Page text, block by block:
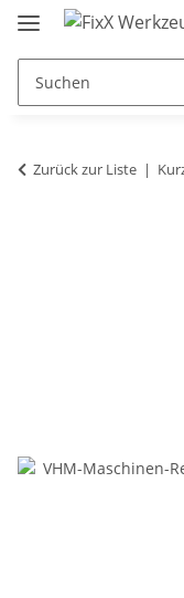
Zurück zur Liste